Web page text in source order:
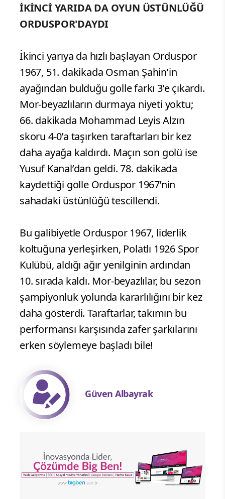
İKİNCİ YARIDA DA OYUN ÜSTÜNLÜĞÜ
ORDUSPOR'DAYDI
İkinci yarıya da hızlı başlayan Orduspor
1967, 51. dakikada Osman Şahin’in
ayağından bulduğu golle farkı 3’e çıkardı.
Mor-beyazlıların durmaya niyeti yoktu;
66. dakikada Mohammad Leyis Alzın
skoru 4-0’a taşırken taraftarları bir kez
daha ayağa kaldırdı. Maçın son golü ise
Yusuf Kanal’dan geldi. 78. dakikada
kaydettiği golle Orduspor 1967’nin
sahadaki üstünlüğü tescillendi.
Bu galibiyetle Orduspor 1967, liderlik
koltuğuna yerleşirken, Polatlı 1926 Spor
Kulübü, aldığı ağır yenilginin ardından
10. sırada kaldı. Mor-beyazlılar, bu sezon
şampiyonluk yolunda kararlılığını bir kez
daha gösterdi. Taraftarlar, takımın bu
performansı karşısında zafer şarkılarını
erken söylemeye başladı bile!
Güven Albayrak